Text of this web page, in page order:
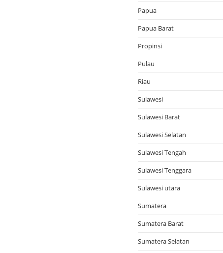
Papua
Papua Barat
Propinsi
Pulau
Riau
Sulawesi
Sulawesi Barat
Sulawesi Selatan
Sulawesi Tengah
Sulawesi Tenggara
Sulawesi utara
Sumatera
Sumatera Barat
Sumatera Selatan